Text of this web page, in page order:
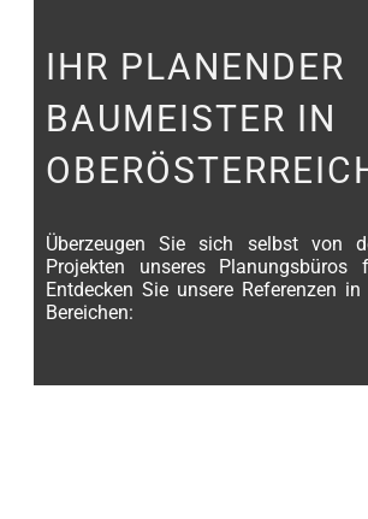
IHR PLANENDER
BAUMEISTER IN
Überzeugen Sie sich selbst von
Projekten unseres Planungsbüros
Entdecken Sie unsere Referenzen
Bereichen: